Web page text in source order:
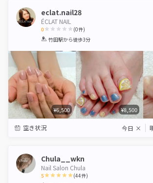
eclat.nail28
ÉCLAT NAIL
0
1 2 3 4 5
(0件)
竹田駅から徒歩3分
¥6,500 ¥8,500
空き状況 今日 ×
Chula__wkn
Nail Salon Chula
5 (44件)